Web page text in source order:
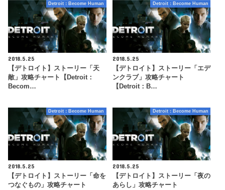
Detroit：Become Human
2018.5.25
【デトロイト】ストーリー「天
敵」攻略チャート【Detroit：
Becom…
Detroit：Become Human
2018.5.25
【デトロイト】ストーリー「エデ
ンクラブ」攻略チャート
【Detroit：B…
Detroit：Become Human
2018.5.25
【デトロイト】ストーリー「命を
つなぐもの」攻略チャート
Detroit：Become Human
2018.5.25
【デトロイト】ストーリー「夜の
あらし」攻略チャート